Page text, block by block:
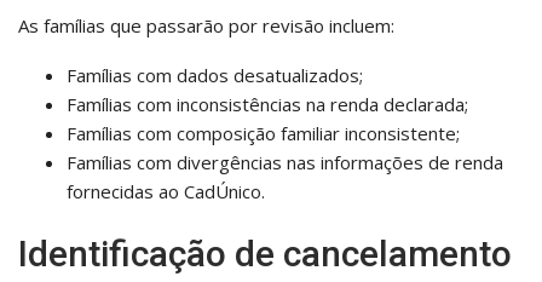
As famílias que passarão por revisão incluem:
Famílias com dados desatualizados;
Famílias com inconsistências na renda declarada;
Famílias com composição familiar inconsistente;
Famílias com divergências nas informações de renda
fornecidas ao CadÚnico.
Identificação de cancelamento